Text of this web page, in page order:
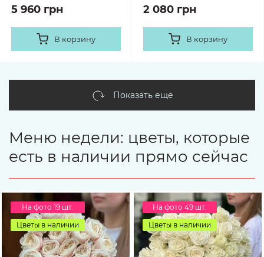
5 960 грн
В корзину
2 080 грн
В корзину
Показать еще
Меню недели: цветы, которые
есть в наличии прямо сейчас
На фото 19 шт.
Цветы в наличии
На фото 49 шт.
Цветы в наличии